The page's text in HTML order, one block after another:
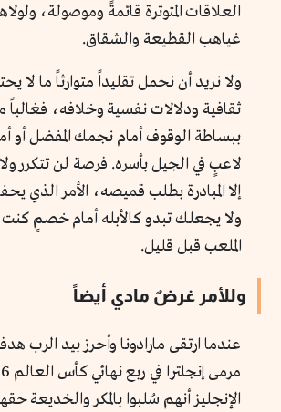
العلاقات المتوترة قائمةً وموصولة،
غياهب القطيعة والشقاق.
ولا نريد أن نحمل تقليداً متوارثاً ما لا
ثقافية ودلالات نفسية وخلافه، فغالباً
ببساطة الوقوف أمام نجمك المفضل أو
لاعبٍ في الجيل بأسره. فرصة لن تتكرر
إلا المبادرة بطلب قميصه، الأمر الذي
ولا يجعلك تبدو كالأبله أمام خصمٍ كنت
الملعب قبل قليل.
وللأمر غرضٌ مادي أيضاً
عندما ارتقى مارادونا وأحرز بيد الرب
الإنجليز أنهم سُلبوا بالمكر والخديعة